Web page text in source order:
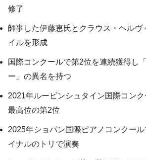
修了
師事した伊藤恵氏とクラウス・ヘルヴ
イルを形成
国際コンクールで第2位を連続獲得し
ー」の異名を持つ
2021年ルービンシュタイン国際コン
最高位の第2位
2025年ショパン国際ピアノコンクー
イナルのトリで演奏